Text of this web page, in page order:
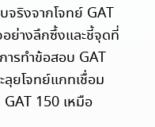
จริงจากโจทย์ GAT
อย่างลึกซึ้งและชี้จุดที่
รทำข้อสอบ GAT
ลุยโจทย์แกทเชื่อม
150 เหมือ